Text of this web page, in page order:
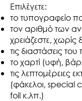
Επιλέγετε:
το τυπογραφείο
τον αριθμό των
χρειάζεστε, χωρίς
τις διαστάσεις
το χαρτί (υφή,
τις λεπτομέρειες
(φάκελοι, special
foil κ.λπ.)